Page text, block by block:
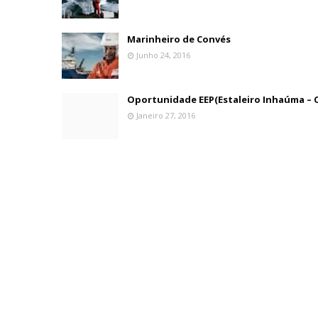
Marinheiro de Convés
Junho 24, 2016
Oportunidade EEP(Estaleiro Inhaúma –
Janeiro 27, 2016